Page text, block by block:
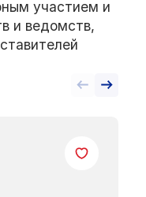
участием и
и ведомств,